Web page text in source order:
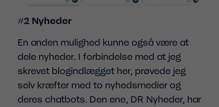
#2 Nyheder
En anden mulighed kunne også være at
dele nyheder. I forbindelse med at jeg
skrevet blogindlægget her, prøvede jeg
selv kræfter med to nyhedsmedier og
deres chatbots. Den ene, DR Nyheder, har